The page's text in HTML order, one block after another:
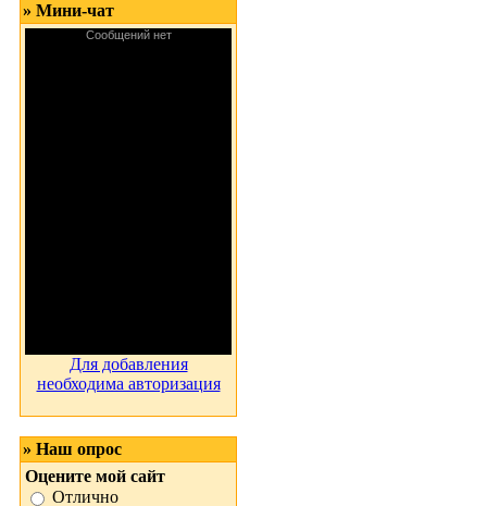
» Мини-чат
Для добавления
необходима авторизация
» Наш опрос
Оцените мой сайт
Отлично